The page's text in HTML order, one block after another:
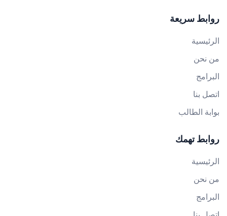
روابط سريعة
الرئيسية
من نحن
البرامج
اتصل بنا
بوابة الطالب
روابط تهمك
الرئيسية
من نحن
البرامج